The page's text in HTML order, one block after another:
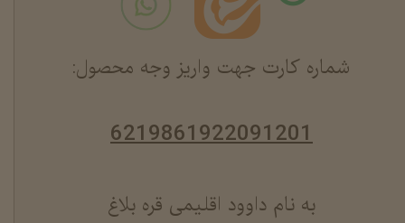
شماره کارت جهت واریز وجه محصول:
6219861922091201
به نام داوود اقلیمی قره بلاغ